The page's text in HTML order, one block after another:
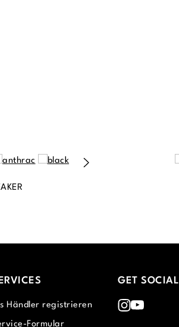
Händler registrieren
Formular
GET SOCIAL
Instagram
Youtube